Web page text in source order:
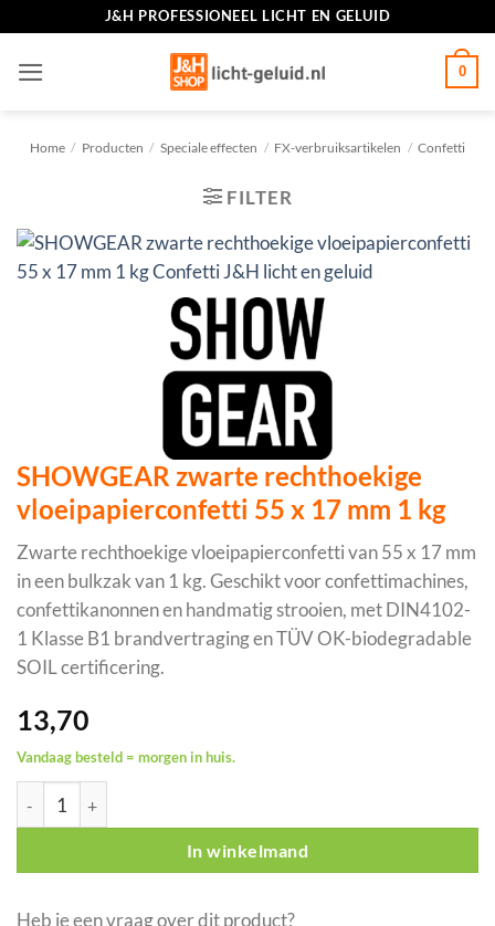
inhoud
J&H PROFESSIONEEL LICHT EN GELUID
0
Home / Producten / Speciale effecten / FX-verbruiksartikelen / Confetti
FILTER
SHOWGEAR zwarte rechthoekige
vloeipapierconfetti 55 x 17 mm 1 kg
Zwarte rechthoekige vloeipapierconfetti van 55 x 17 mm
in een bulkzak van 1 kg. Geschikt voor confettimachines,
confettikanonnen en handmatig strooien, met DIN4102-
1 Klasse B1 brandvertraging en TÜV OK-biodegradable
SOIL certificering.
13,70
Vandaag besteld = morgen in huis.
SHOWGEAR zwarte rechthoekige vloeipapierconfetti 55 x 17
In winkelmand
Heb je eenvraagover dit product?